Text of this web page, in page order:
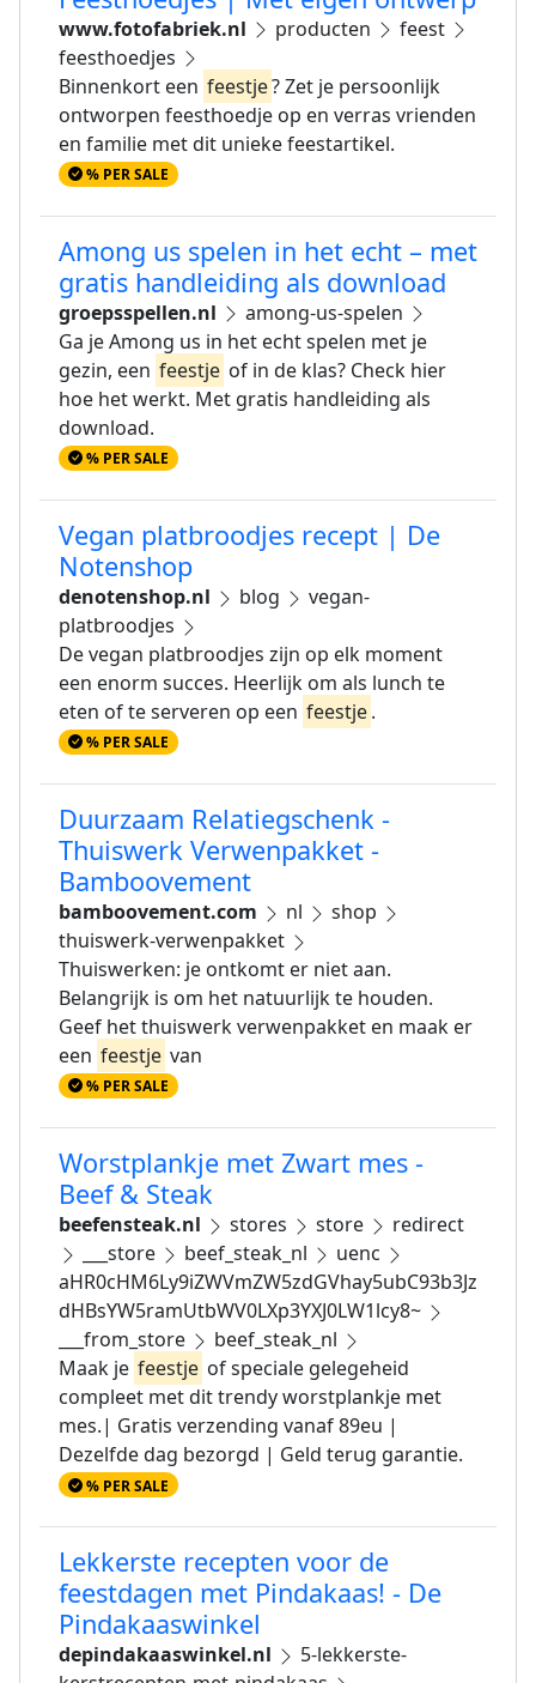
www.fotofabriek.nl producten
feest
feesthoedjes
Binnenkort een feestje? Zet je persoonlijk
ontworpen feesthoedje op en verras vrienden
en familie met dit unieke feestartikel.
% PER SALE
Among us spelen in het echt – met
gratis handleiding als download
groepsspellen.nl
among-us-spelen
Ga je Among us in het echt spelen met je
gezin, een feestje of in de klas? Check hier
hoe het werkt. Met gratis handleiding als
download.
% PER SALE
Vegan platbroodjes recept | De
Notenshop
denotenshop.nl blog
vegan-
platbroodjes
De vegan platbroodjes zijn op elk moment
een enorm succes. Heerlijk om als lunch te
eten of te serveren op een feestje.
% PER SALE
Duurzaam Relatiegschenk -
Thuiswerk Verwenpakket -
Bamboovement
bamboovement.com nl
shop
thuiswerk-verwenpakket
Thuiswerken: je ontkomt er niet aan.
Belangrijk is om het natuurlijk te houden.
Geef het thuiswerk verwenpakket en maak er
een feestje van
% PER SALE
Worstplankje met Zwart mes -
Beef & Steak
beefensteak.nl stores store
redirect
___store
beef_steak_nl
uenc
aHR0cHM6Ly9iZWVmZW5zdGVhay5ubC93b3Jz
dHBsYW5ramUtbWV0LXp3YXJ0LW1lcy8~
___from_store
beef_steak_nl
Maak je feestje of speciale gelegeheid
compleet met dit trendy worstplankje met
mes.| Gratis verzending vanaf 89eu |
Dezelfde dag bezorgd | Geld terug garantie.
% PER SALE
Lekkerste recepten voor de
feestdagen met Pindakaas! - De
Pindakaaswinkel
depindakaaswinkel.nl
5-lekkerste-